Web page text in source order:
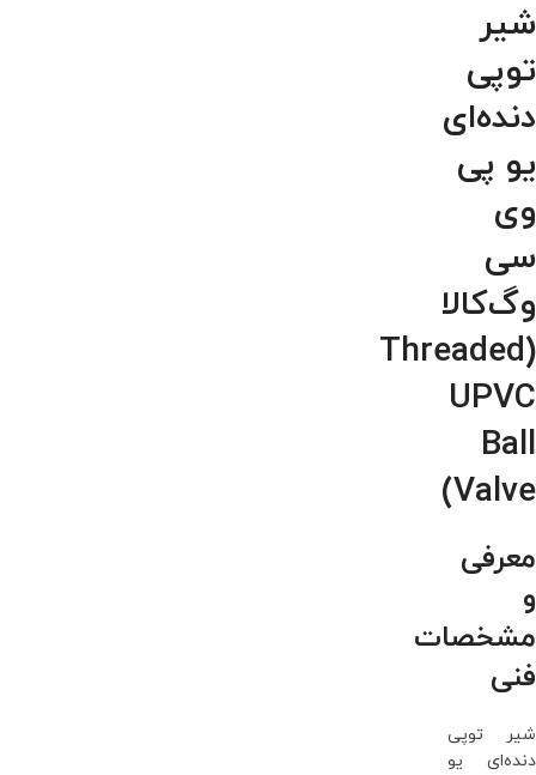
شیر
توپی
دنده‌ای
یو پی
وی
سی
وگ‌کالا
(Threaded
UPVC
Ball
Valve)
معرفی
و
مشخصات
فنی
شیر توپی
دنده‌ای یو